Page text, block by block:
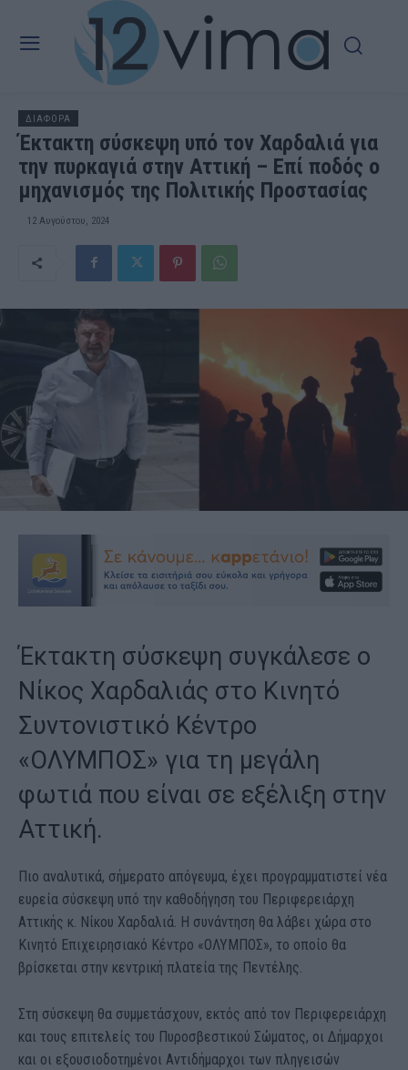
ΔΙΑΦΟΡΑ
Έκτακτη σύσκεψη υπό τον Χαρδαλιά για
την πυρκαγιά στην Αττική – Επί ποδός ο
μηχανισμός της Πολιτικής Προστασίας
12 Αυγούστου, 2024
Έκτακτη σύσκεψη συγκάλεσε ο
Νίκος Χαρδαλιάς στο Κινητό
Συντονιστικό Κέντρο
«ΟΛΥΜΠΟΣ» για τη μεγάλη
φωτιά που είναι σε εξέλιξη στην
Αττική.
Πιο αναλυτικά, σήμερατο απόγευμα, έχει προγραμματιστεί νέα
ευρεία σύσκεψη υπό την καθοδήγηση του Περιφερειάρχη
Αττικής κ. Νίκου Χαρδαλιά. Η συνάντηση θα λάβει χώρα στο
Κινητό Επιχειρησιακό Κέντρο «ΟΛΥΜΠΟΣ», το οποίο θα
βρίσκεται στην κεντρική πλατεία της Πεντέλης.
Στη σύσκεψη θα συμμετάσχουν, εκτός από τον Περιφερειάρχη
και τους επιτελείς του Πυροσβεστικού Σώματος, οι Δήμαρχοι
και οι εξουσιοδοτημένοι Αντιδήμαρχοι των πληγεισών